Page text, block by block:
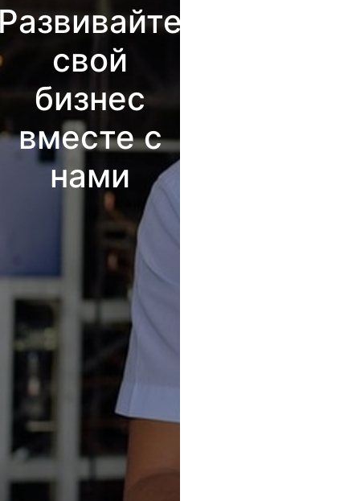
свой
бизнес
вместе с
нами